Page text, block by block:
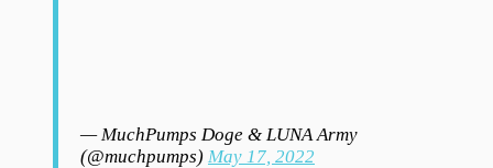
— MuchPumps Doge & LUNA Army
(@muchpumps) May 17, 2022